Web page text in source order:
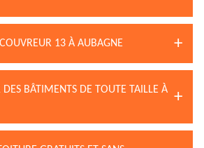
13 À AUBAGNE
BÂTIMENTS DE TOUTE TAILLE À